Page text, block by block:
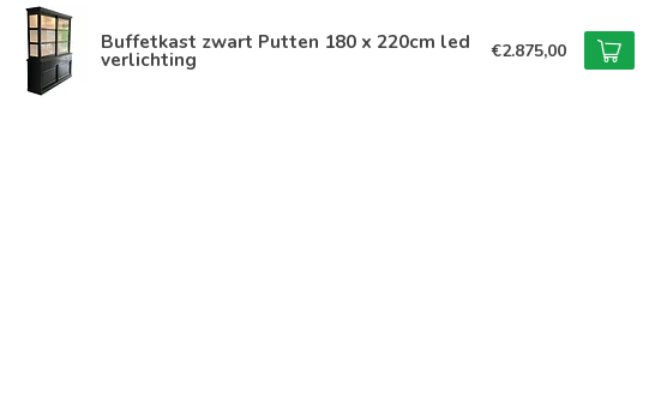
Buffetkast zwart Putten 180 x 220cm led
verlichting €2.875,00